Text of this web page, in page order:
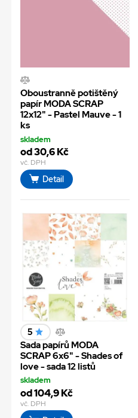
Oboustranně potištěný
papír MODA SCRAP
12x12" - Pastel Mauve - 1
ks
skladem
od 30,6 Kč
vč. DPH
Detail
5
Sada papírů MODA
SCRAP 6x6" - Shades of
love - sada 12 listů
skladem
od 104,9 Kč
vč. DPH